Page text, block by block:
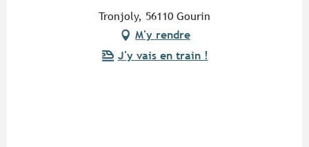
Tronjoly, 56110 Gourin
M'y rendre
J'y vais en train !